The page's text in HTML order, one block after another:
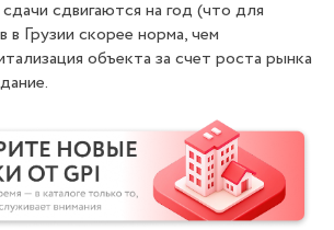
сдвигаются на год (что для
в Грузии скорее норма, чем
объекта за счет роста рынка